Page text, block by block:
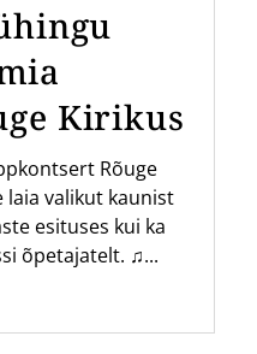
Kirikus
Rõuge
laia valikut kaunist
esituses kui ka
õpetajatelt. ♫...